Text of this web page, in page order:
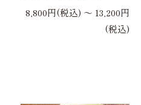
8,800円(税込) 〜 13,200円
(税込)